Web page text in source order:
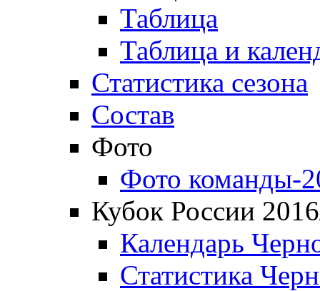
Таблица
Таблица и
Статистика сезона
Состав
Фото
Фото команды-
Кубок России
Календарь
Статистика